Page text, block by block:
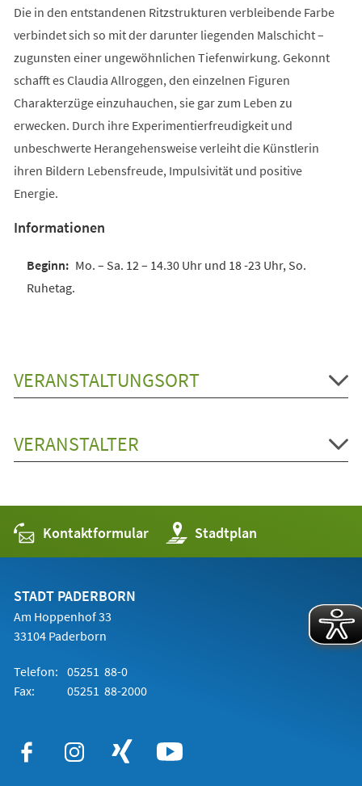
Die in den entstandenen Ritzstrukturen verbleibende Farbe
verbindet sich so mit der darunter liegenden Malschicht –
zugunsten einer ungewöhnlichen Tiefenwirkung. Gekonnt
schafft es Claudia Allroggen, den einzelnen Figuren
Charakterzüge einzuhauchen, sie gar zum Leben zu
erwecken. Durch ihre Experimentierfreudigkeit und
unbeschwerte Herangehensweise verleiht die Künstlerin
ihren Bildern Lebensfreude, Impulsivität und positive
Energie.
Informationen
Mo. – Sa. 12 – 14.30 Uhr und 18 -23 Uhr, So.
Ruhetag.
VERANSTALTUNGSORT
VERANSTALTER
Kontaktformular Stadtplan
(Öffnet
in
einem
STADT PADERBORN
Am Hoppenhof 33
33104 Paderborn
Telefon: 05251 88-0
Fax:
05251 88-2000